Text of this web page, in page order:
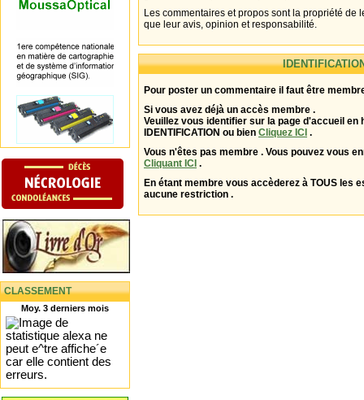
CLASSEMENT
Moy. 3 derniers mois
Les commentaires et propos sont la propriété de
que leur avis, opinion et responsabilité.
Pour poster un commentaire il faut être
Si vous avez déjà un accès membre .
Veuillez vous identifier sur la page d'accueil en
IDENTIFICATION ou bien Cliquez ICI .
Vous n'êtes pas membre . Vous pouvez vous
Cliquant ICI .
En étant membre vous accèderez à TOUS les
aucune restriction .